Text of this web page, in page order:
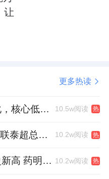
享了多个国内商业
。在规划与设计阶
效益。
运营期，莫凡围绕
AIoT智控节能系统，
案例；深圳滨海云中
让
更多热读
杭州顶豪市场加速分化，核心低密资产迎来价值兑现 10.5w阅读 热
加推去化超7成，GCC联泰超总湾再次引爆深圳顶豪市场认购热潮 10.2w阅读 热
中报多项指标再创历史新高 药明康德将高质量发展成果“分发”到位 10.2w阅读 热